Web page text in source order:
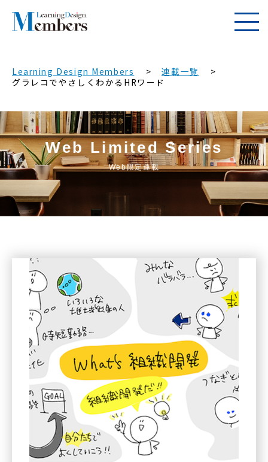
Learning Design Members
連載一覧
グラレコでやさしくわかるHRワード
Web Limited Series
Web限定連載